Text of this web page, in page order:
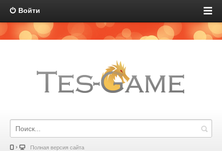
Войти
Полная версия сайта